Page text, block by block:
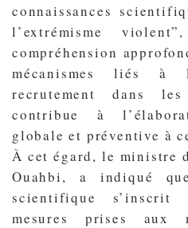
connaissances
l’extrémisme
compréhension
mécanismes liés à
recrutement dans
contribue à
globale et préventive à
À cet égard, le ministre
Ouahbi, a indiqué
scientifique
mesures prises aux